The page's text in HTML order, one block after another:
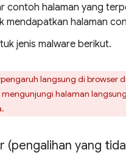
contoh halaman yang
mendapatkan halaman
jenis malware berikut.
langsung di browser
halaman
yang